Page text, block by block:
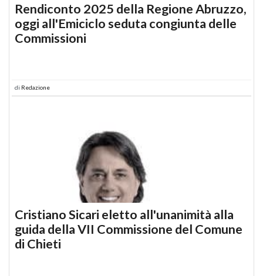
Rendiconto 2025 della Regione Abruzzo,
oggi all'Emiciclo seduta congiunta delle
Commissioni
di Redazione
Cristiano Sicari eletto all'unanimità alla
guida della VII Commissione del Comune
di Chieti